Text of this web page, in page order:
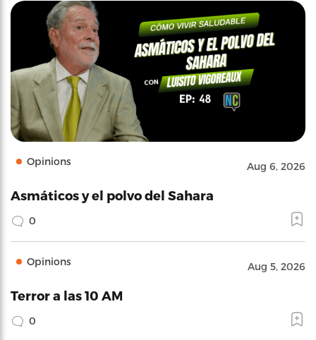
Opinions Aug 6, 2026
Asmáticos y el polvo del Sahara
0
Opinions Aug 5, 2026
Terror a las 10 AM
0